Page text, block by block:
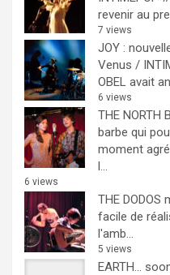
revenir au
7 views
JOY :
Venus /
OBEL avait
6 views
THE NORTH
barbe qui
moment
l...
6 views
THE DODOS
facile de
l'amb...
5 views
EARTH…